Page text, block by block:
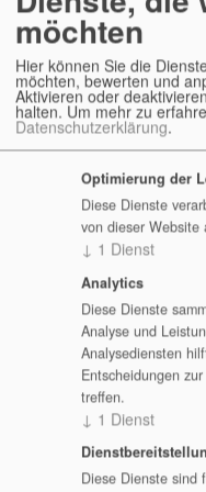
geklärt werden.
6. Abschluss und
Zum Abschluss werden die
Teilnehmer erhalten eine
Seminarinhalten.
Technische
Für die Teilnahme werden
stabiler Internetzugang
Desktop-PC oder
aktueller Webbrowser
Mikrofon oder Headset
Kamera
ruhiger Arbeitsplatz
Berechtigung zur
möchten
Hier können Sie die
möchten, bewerten und
Aktivieren oder
halten. Um mehr zu
Datenschutzerklärung.
Optimierung der
Diese Dienste
von dieser Website
↓ 1 Dienst
Analytics
Diese Dienste
Analyse und
Analysediensten
Entscheidungen
treffen.
↓ 1 Dienst
Diese Dienste sind